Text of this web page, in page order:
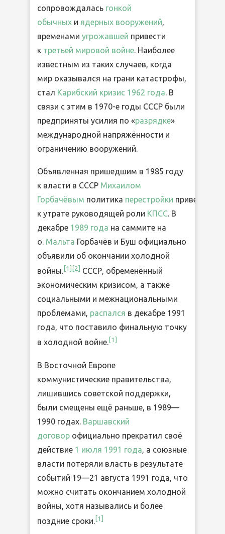
сопровождалась гонкой
обычных и ядерных вооружений,
временами угрожавшей привести
к третьей мировой войне. Наиболее
известным из таких случаев, когда
мир оказывался на грани катастрофы,
стал Карибский кризис 1962 года. В
связи с этим в 1970-е годы СССР были
предприняты усилия по «разрядке»
международной напряжённости и
ограничению вооружений.
Объявленная пришедшим в 1985 году
к власти в СССР Михаилом
Горбачёвым политика перестройки привела
к утрате руководящей роли КПСС. В
декабре 1989 года на саммите на
о. Мальта Горбачёв и Буш официально
объявили об окончании холодной
войны. [1] [2]
СССР, обременённый
экономическим кризисом, а также
социальными и межнациональными
проблемами, распался в декабре 1991
года, что поставило финальную точку
в холодной войне. [1]
В Восточной Европе
коммунистические правительства,
лишившись советской поддержки,
были смещены ещё раньше, в 1989—
1990 годах. Варшавский
договор официально прекратил своё
действие 1 июля 1991 года , а союзные
власти потеряли власть в результате
событий 19—21 августа 1991 года, что
можно считать окончанием холодной
войны, хотя назывались и более
поздние сроки. [1]